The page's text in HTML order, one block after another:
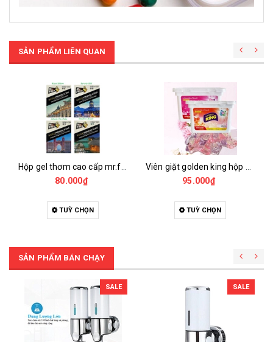
SẢN PHẨM LIÊN QUAN
80.000₫
TUỲ CHỌN
95.000₫
TUỲ CHỌN
SẢN PHẨM BÁN CHẠY
SALE SALE